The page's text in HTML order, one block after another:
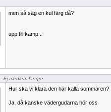
men så säg en kul färg då?
upp till kamp...
- Ej medlem längre
Hur ska vi klara den här kalla sommaren?
Ja, då kanske vädergudarna hör oss